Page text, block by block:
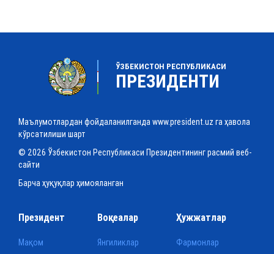
ЎЗБЕКИСТОН РЕСПУБЛИКАСИ
ПРЕЗИДЕНТИ
Маълумотлардан фойдаланилганда www.president.uz га ҳавола
кўрсатилиши шарт
© 2026 Ўзбекистон Республикаси Президентининг расмий веб-
сайти
Барча ҳуқуқлар ҳимояланган
Президент
Мақом
Воқеалар
Янгиликлар
Ҳужжатлар
Фармонлар